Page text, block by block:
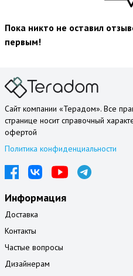
Пока никто не оставил
первым!
Сайт компании «Терадом». Все
странице носит справочный
офертой
Политика конфиденциальности
Информация
Доставка
Контакты
Частые вопросы
Дизайнерам